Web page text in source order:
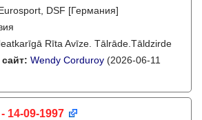
DSF [Германия]
Rīta Avīze. Tālrāde.Tāldzirde
Wendy Corduroy (2026-06-11
14-09-1997